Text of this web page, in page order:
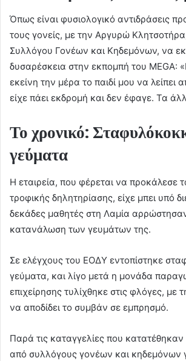
Όπως είναι φυσιολογικό αντιδράσεις
τους γονείς, με την Αργυρώ
Συλλόγου Γονέων και Κηδεμόνων, να
δυσαρέσκεια στην εκπομπή του MEGA:
εκείνη την μέρα το παιδί μου να λείπει
είχε πάει εκδρομή και δεν έφαγε. Τα
Το χρονικό:
γεύματα
Η εταιρεία, που φέρεται να προκάλεσε
τροφικής δηλητηρίασης, είχε μπει υπό
δεκάδες μαθητές στη Λαμία
κατανάλωση των γευμάτων της.
Σε ελέγχους του ΕΟΔΥ εντοπίστηκε
γεύματα, και λίγο μετά η μονάδα
επιχείρησης τυλίχθηκε στις φλόγες, με
να αποδίδει το συμβάν σε εμπρησμό.
Παρά τις καταγγελίες που
από συλλόγους γονέων και κηδεμόνων